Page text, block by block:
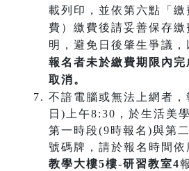
載列印，並依第六點「繳
費）繳費後請妥善保存
明，避免日後肇生爭議，
報名者未於繳費期限內
取消。
不諳電腦或無法上網者
日)上午8:30，於生活美
第一時段(9時報名)與第
號碼牌，請於報名時間依
教學大樓5樓-研習教室4